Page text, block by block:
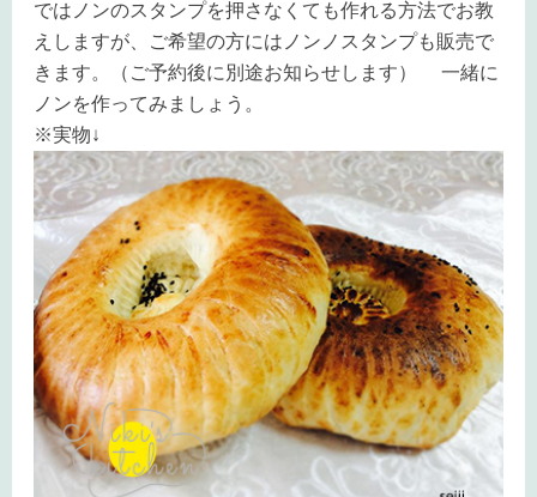
ではノンのスタンプを押さなくても作れる方法でお教
えしますが、ご希望の方にはノンノスタンプも販売で
きます。（ご予約後に別途お知らせします） 一緒に
ノンを作ってみましょう。
※実物↓